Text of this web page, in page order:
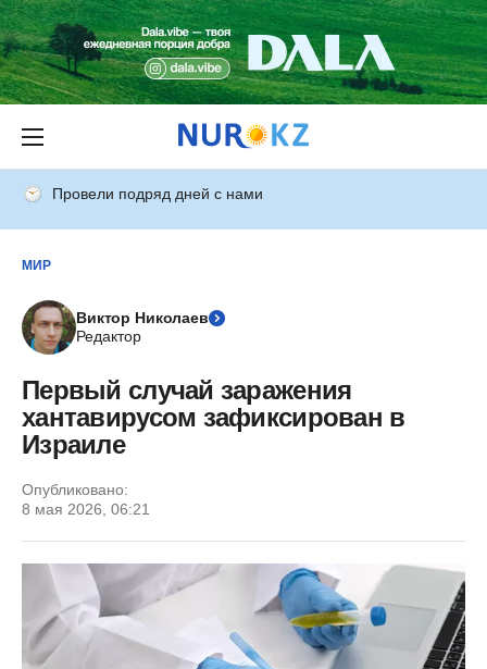
Провели подряд дней с нами
МИР
Виктор Николаев
Редактор
Первый случай заражения
хантавирусом зафиксирован в
Израиле
Опубликовано:
8 мая 2026, 06:21